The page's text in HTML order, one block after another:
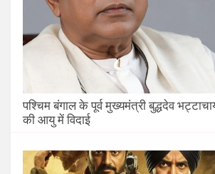
पश्चिम बंगाल के पूर्व मुख्यमंत्री बुद्धदेव
की आयु में विदाई